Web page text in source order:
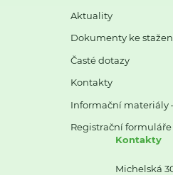
Aktuality
Dokumenty ke
Časté dotazy
Kontakty
Informační materiály
Registrační formuláře
Kontakty
Michelská